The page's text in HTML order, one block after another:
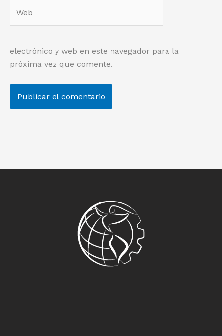
electrónico y web en este navegador para la
próxima vez que comente.